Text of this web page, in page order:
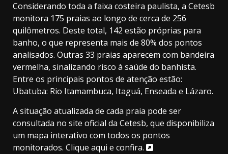
Considerando toda a faixa costeira paulista, a Cetesb
monitora 175 praias ao longo de cerca de 256
quilômetros. Deste total, 142 estão próprias para
banho, o que representa mais de 80% dos pontos
analisados. Outras 33 praias aparecem com bandeira
vermelha, sinalizando risco à saúde do banhista.
Entre os principais pontos de atenção estão:
Ubatuba: Rio Itamambuca, Itaguá, Enseada e Lázaro.
A situação atualizada de cada praia pode ser
consultada no site oficial da Cetesb, que disponibiliza
um mapa interativo com todos os pontos
monitorados. Clique aqui e confira.